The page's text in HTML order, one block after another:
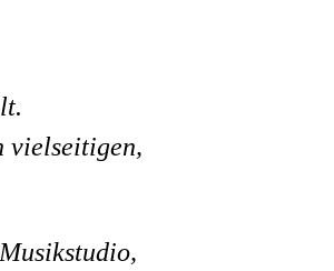
vielseitigen,